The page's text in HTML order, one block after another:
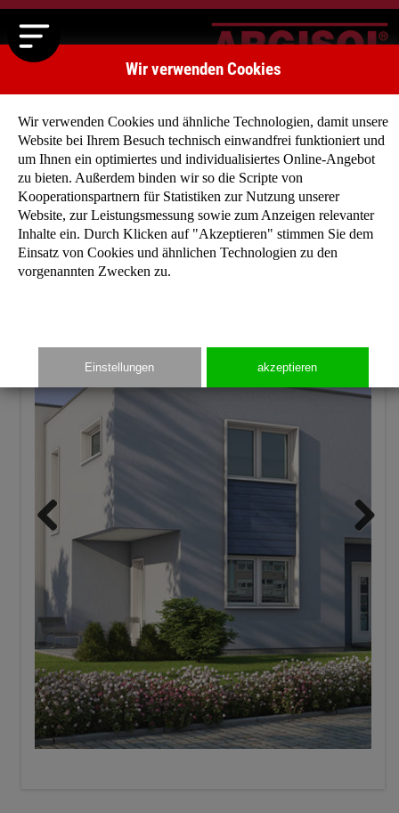
Startseite » Typenhäuser »Typenhaus Newport
Previous Next
Wir verwenden Cookies
Wir verwenden Cookies und ähnliche Technologien, damit unsere
Website bei Ihrem Besuch technisch einwandfrei funktioniert und
um Ihnen ein optimiertes und individualisiertes Online-Angebot
zu bieten. Außerdem binden wir so die Scripte von
Kooperationspartnern für Statistiken zur Nutzung unserer
Website, zur Leistungsmessung sowie zum Anzeigen relevanter
Inhalte ein. Durch Klicken auf "Akzeptieren" stimmen Sie dem
Einsatz von Cookies und ähnlichen Technologien zu den
vorgenannten Zwecken zu.
Einstellungen akzeptieren